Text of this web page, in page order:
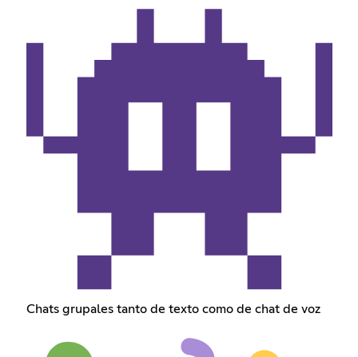
Chats grupales tanto de texto como de chat de voz